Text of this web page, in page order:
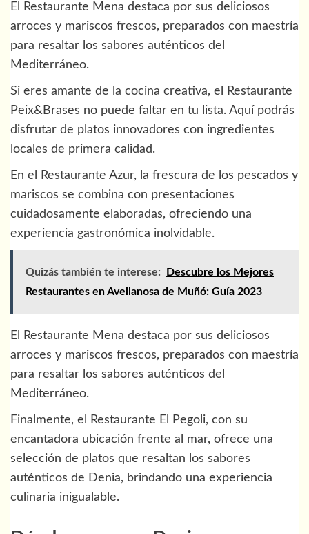
El Restaurante Mena destaca por sus deliciosos
arroces y mariscos frescos, preparados con maestría
para resaltar los sabores auténticos del
Mediterráneo.
Si eres amante de la cocina creativa, el Restaurante
Peix&Brases no puede faltar en tu lista. Aquí podrás
disfrutar de platos innovadores con ingredientes
locales de primera calidad.
En el Restaurante Azur, la frescura de los pescados y
mariscos se combina con presentaciones
cuidadosamente elaboradas, ofreciendo una
experiencia gastronómica inolvidable.
Quizás también te interese:
Descubre los Mejores
Restaurantes en Avellanosa de Muñó: Guía 2023
El Restaurante Mena destaca por sus deliciosos
arroces y mariscos frescos, preparados con maestría
para resaltar los sabores auténticos del
Mediterráneo.
Finalmente, el Restaurante El Pegoli, con su
encantadora ubicación frente al mar, ofrece una
selección de platos que resaltan los sabores
auténticos de Denia, brindando una experiencia
culinaria inigualable.